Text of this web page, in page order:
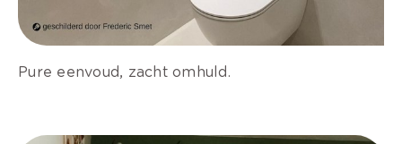
Pure eenvoud, zacht omhuld.